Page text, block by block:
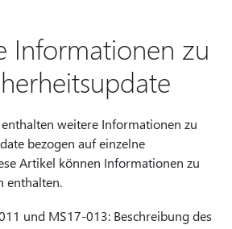
Informationen zu
weitere Informationen zu
bezogen auf einzelne
Artikel können Informationen zu
enthalten.
und MS17-013: Beschreibung des